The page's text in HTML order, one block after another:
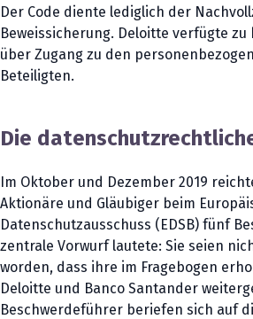
Der Code diente lediglich der
Beweissicherung. Deloitte verfügte
über Zugang zu den
Beteiligten.
Die
Im Oktober und Dezember 2019
Aktionäre und Gläubiger beim
Datenschutzausschuss (EDSB) fünf
zentrale Vorwurf lautete: Sie seien
worden, dass ihre im Fragebogen
Deloitte und Banco Santander
Beschwerdeführer beriefen sich auf